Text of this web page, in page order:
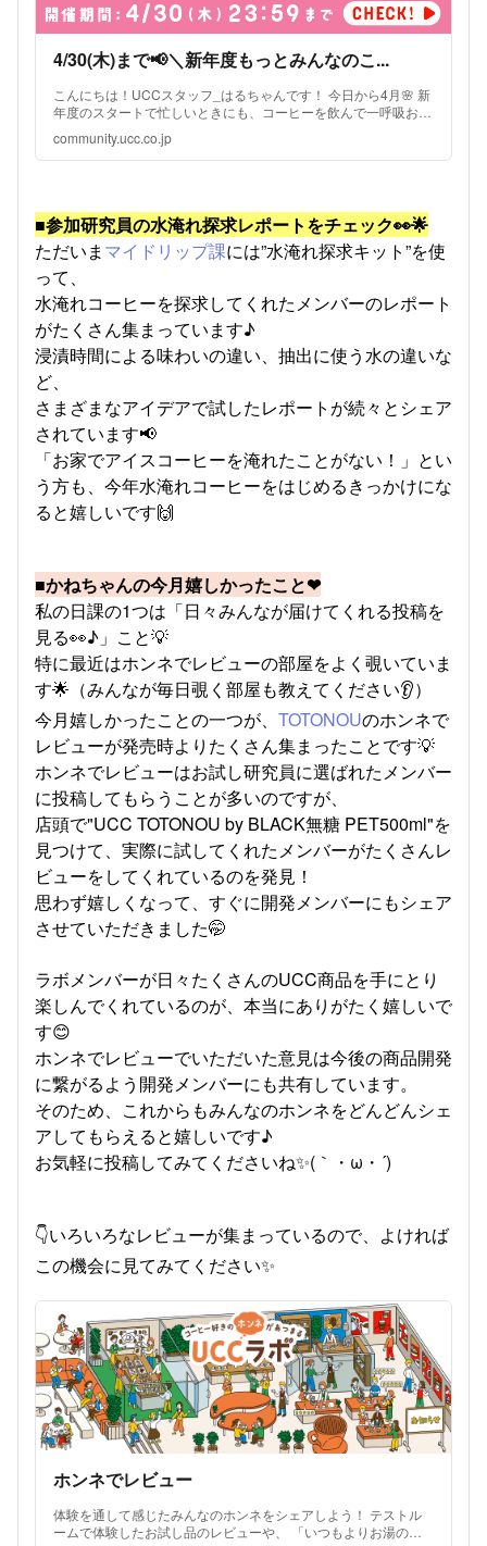
4/30(木)まで📢＼新年度もっとみんなのこ...
こんにちは！UCCスタッフ_はるちゃんです！ 今日から4月🌸 新
年度のスタートで忙しいときにも、コーヒーを飲んで一呼吸おい
てくださいね☕ 新年度にもっとラボの輪を広げたいと思い、
「もっとみんなのことを教えて👂自己紹介キャンペーン...
community.ucc.co.jp
■参加研究員の水淹れ探求レポートをチェック👀🌟
ただいま マイドリップ課には”水淹れ探求キット”を使
って、
水淹れコーヒーを探求してくれたメンバーのレポート
がたくさん集まっています♪
浸漬時間による味わいの違い、抽出に使う水の違いな
ど、
さまざまなアイデアで試したレポートが続々とシェア
されています📢
「お家でアイスコーヒーを淹れたことがない！」とい
う方も、今年水淹れコーヒーをはじめるきっかけにな
ると嬉しいです🙌
■かねちゃんの今月嬉しかったこと❤
私の日課の1つは「日々みんなが届けてくれる投稿を
見る👀♪」こと💡
特に最近はホンネでレビューの部屋をよく覗いていま
す🌟（みんなが毎日覗く部屋も教えてください👂）
今月嬉しかったことの一つが、 TOTONOUのホンネで
レビューが発売時よりたくさん集まったことです💡
ホンネでレビューはお試し研究員に選ばれたメンバー
に投稿してもらうことが多いのですが、
店頭で"UCC TOTONOU by BLACK無糖 PET500ml"を
見つけて、実際に試してくれたメンバーがたくさんレ
ビューをしてくれているのを発見！
思わず嬉しくなって、すぐに開発メンバーにもシェア
させていただきました🤭
ラボメンバーが日々たくさんのUCC商品を手にとり
楽しんでくれているのが、本当にありがたく嬉しいで
す😊
ホンネでレビューでいただいた意見は今後の商品開発
に繋がるよう開発メンバーにも共有しています。
そのため、これからもみんなのホンネをどんどんシェ
アしてもらえると嬉しいです♪
お気軽に投稿してみてくださいね✨(｀・ω・´)ゞ
👇いろいろなレビューが集まっているので、よければ
この機会に見てみてください✨
ホンネでレビュー
体験を通して感じたみんなのホンネをシェアしよう！ テストル
ームで体験したお試し品のレビューや、 「いつもよりお湯の温